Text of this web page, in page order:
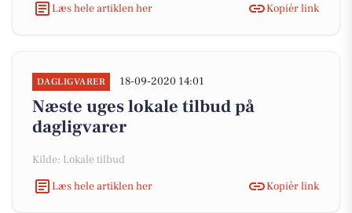
Læs hele artiklen her
Kopiér link
DAGLIGVARER 18-09-2020 14:01
Næste uges lokale tilbud på
dagligvarer
Kilde: Lokale tilbud
Læs hele artiklen her
Kopiér link